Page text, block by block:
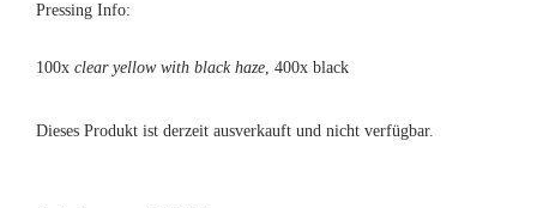
Pressing Info:
100x clear yellow with black haze, 400x black
Dieses Produkt ist derzeit ausverkauft und nicht verfügbar.